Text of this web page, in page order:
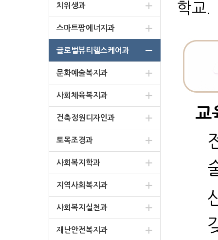
치위생과
스마트팜에너지과
글로벌뷰티헬스케어과
문화예술복지과
사회체육복지과
건축정원디자인과
토목조경과
사회복지학과
지역사회복지과
사회복지실천과
재난안전복지과
학교.
교